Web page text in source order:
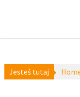
Jesteś tutaj